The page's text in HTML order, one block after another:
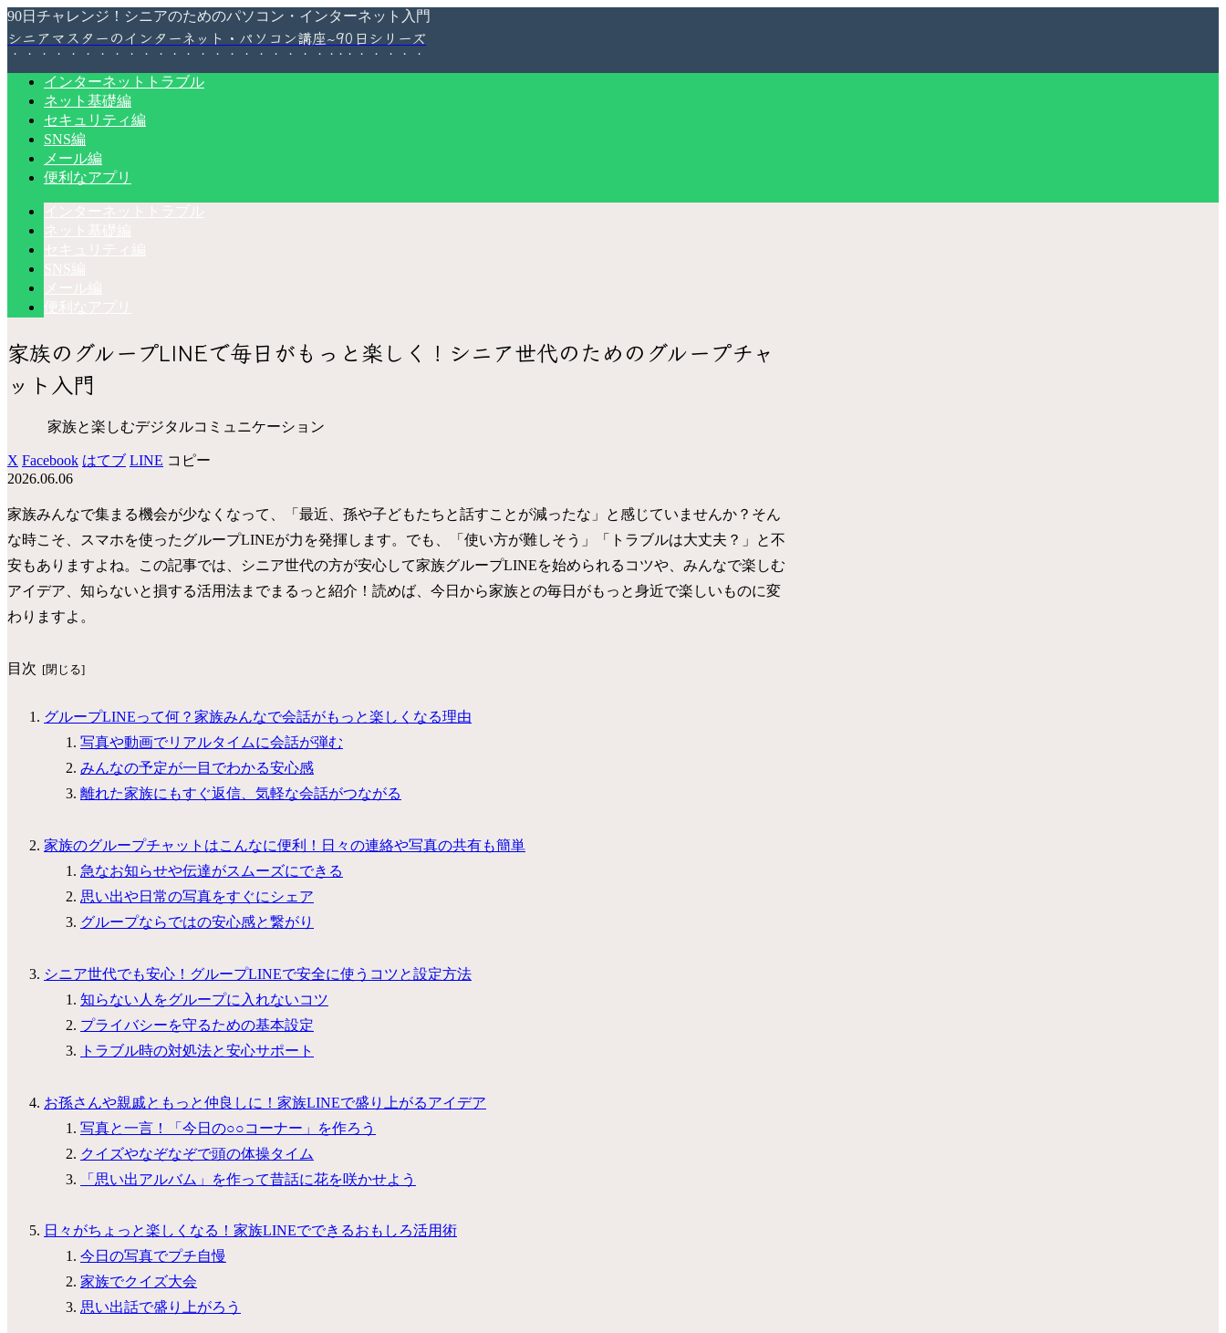
90日チャレンジ！シニアのためのパソコン・インターネット入門
シニアマスターのインターネット・パソコン講座~90日シリーズ
インターネットトラブル
ネット基礎編
セキュリティ編
SNS編
メール編
便利なアプリ
家族のグループLINEで毎日がもっと楽しく！シニア世代のためのグループチャ
ット入門
家族と楽しむデジタルコミュニケーション
X Facebook はてブ LINE コピー
2026.06.06
家族みんなで集まる機会が少なくなって、「最近、孫や子どもたちと話すことが減ったな」と感じていませんか？そん
な時こそ、スマホを使ったグループLINEが力を発揮します。でも、「使い方が難しそう」「トラブルは大丈夫？」と不
安もありますよね。この記事では、シニア世代の方が安心して家族グループLINEを始められるコツや、みんなで楽しむ
アイデア、知らないと損する活用法までまるっと紹介！読めば、今日から家族との毎日がもっと身近で楽しいものに変
わりますよ。
目次
グループLINEって何？家族みんなで会話がもっと楽しくなる理由
写真や動画でリアルタイムに会話が弾む
みんなの予定が一目でわかる安心感
離れた家族にもすぐ返信、気軽な会話がつながる
家族のグループチャットはこんなに便利！日々の連絡や写真の共有も簡単
急なお知らせや伝達がスムーズにできる
思い出や日常の写真をすぐにシェア
グループならではの安心感と繋がり
シニア世代でも安心！グループLINEで安全に使うコツと設定方法
知らない人をグループに入れないコツ
プライバシーを守るための基本設定
トラブル時の対処法と安心サポート
お孫さんや親戚ともっと仲良しに！家族LINEで盛り上がるアイデア
写真と一言！「今日の○○コーナー」を作ろう
クイズやなぞなぞで頭の体操タイム
「思い出アルバム」を作って昔話に花を咲かせよう
日々がちょっと楽しくなる！家族LINEでできるおもしろ活用術
今日の写真でプチ自慢
家族でクイズ大会
思い出話で盛り上がろう